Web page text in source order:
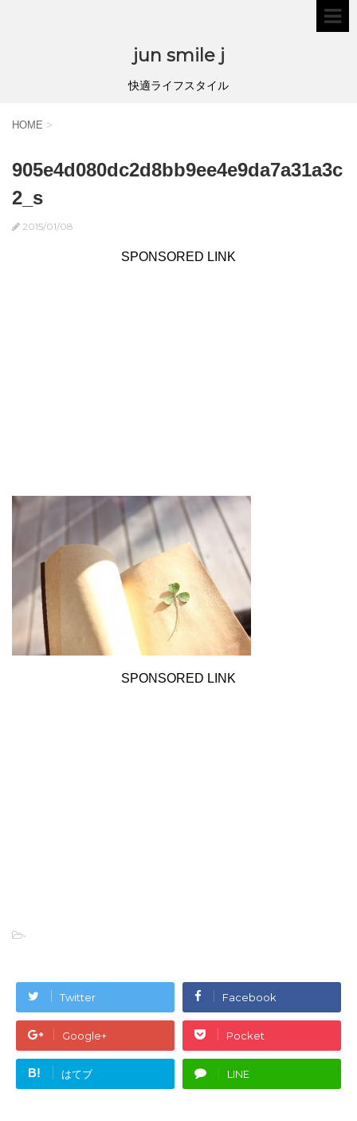
jun smile j
快適ライフスタイル
HOME >
905e4d080dc2d8bb9ee4e9da7a31a3c
2_s
2015/01/08
SPONSORED LINK
SPONSORED LINK
-
Twitter Facebook
Google+ Pocket
B! はてブ LINE